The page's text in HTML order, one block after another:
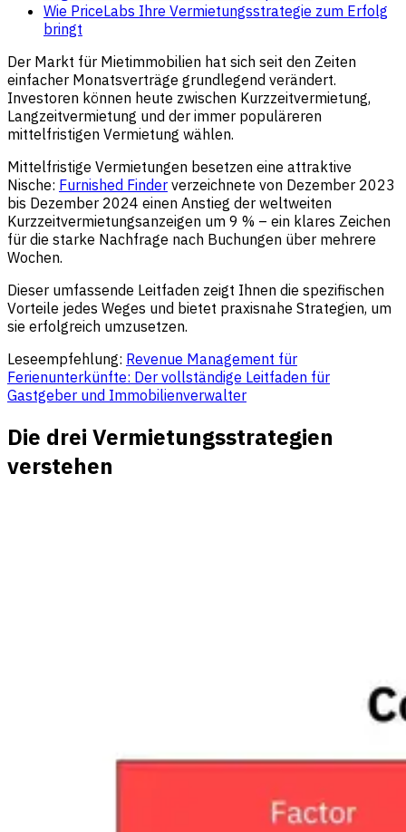
Wie PriceLabs Ihre Vermietungsstrategie zum Erfolg
bringt
Der Markt für Mietimmobilien hat sich seit den Zeiten
einfacher Monatsverträge grundlegend verändert.
Investoren können heute zwischen Kurzzeitvermietung,
Langzeitvermietung und der immer populäreren
mittelfristigen Vermietung wählen.
Mittelfristige Vermietungen besetzen eine attraktive
Nische: Furnished Finder verzeichnete von Dezember 2023
bis Dezember 2024 einen Anstieg der weltweiten
Kurzzeitvermietungsanzeigen um 9 % – ein klares Zeichen
für die starke Nachfrage nach Buchungen über mehrere
Wochen.
Dieser umfassende Leitfaden zeigt Ihnen die spezifischen
Vorteile jedes Weges und bietet praxisnahe Strategien, um
sie erfolgreich umzusetzen.
Leseempfehlung: Revenue Management für
Ferienunterkünfte: Der vollständige Leitfaden für
Gastgeber und Immobilienverwalter
Die drei Vermietungsstrategien
verstehen